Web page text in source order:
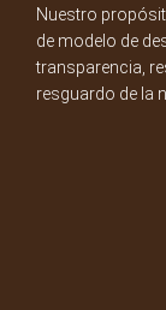
Nuestro
de modelo de
transparencia,
resguardo de la